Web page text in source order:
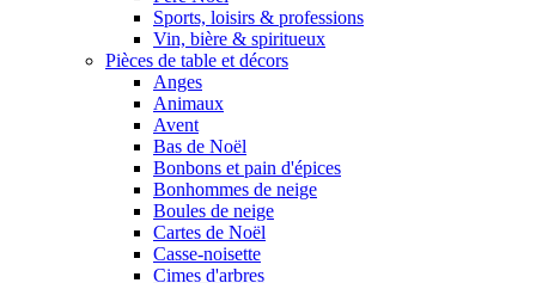
Sports, loisirs & professions
Vin, bière & spiritueux
Pièces de table et décors
Anges
Animaux
Avent
Bas de Noël
Bonbons et pain d'épices
Bonhommes de neige
Boules de neige
Cartes de Noël
Casse-noisette
Cimes d'arbres